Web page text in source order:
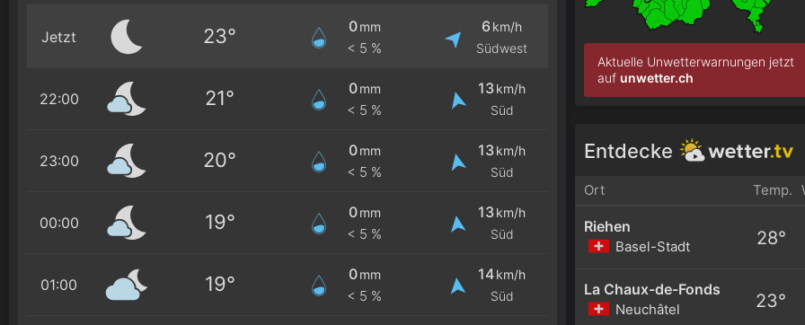
Jetzt 23° 0 mm
< 5 %
6 km/h
Südwest
22:00 21° 0 mm
< 5 %
13km/h
Süd
23:00 20° 0 mm
< 5 %
13km/h
Süd
00:00 19° 0 mm
< 5 %
13km/h
Süd
01:00 19° 0 mm
< 5 %
14km/h
Süd
Aktuelle Unwetterwarnungen jetzt
auf unwetter.ch
Entdecke
Ort Temp.
Riehen
Basel-Stadt 28°
La Chaux-de-Fonds
Neuchâtel 23°